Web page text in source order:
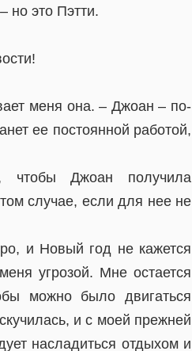
но это Пэтти.
меня она. – Джоан – по-
ее постоянной работой,
чтобы Джоан получила
случае, если для нее не
и Новый год не кажется
угрозой. Мне остается
можно было двигаться
и с моей прежней
насладиться отдыхом и